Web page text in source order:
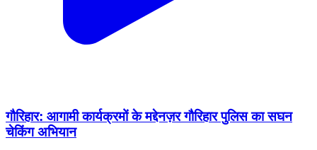
गौरिहार: आगामी कार्यक्रमों के मद्देनज़र गौरिहार पुलिस का सघन
चेकिंग अभियान